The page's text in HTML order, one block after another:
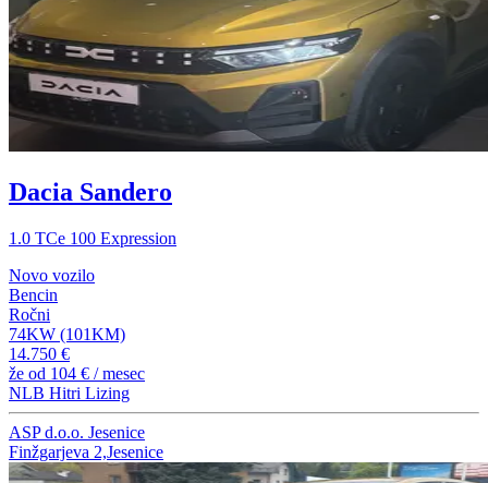
Dacia Sandero
1.0 TCe 100 Expression
Novo vozilo
Bencin
Ročni
74KW (101KM)
14.750 €
že od 104 € / mesec
NLB Hitri Lizing
ASP d.o.o. Jesenice
Finžgarjeva 2,Jesenice